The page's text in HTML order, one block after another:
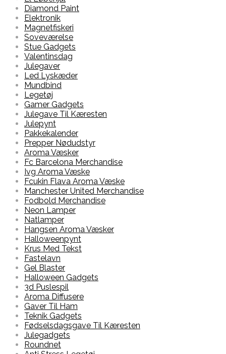
Diamond Paint
Elektronik
Magnetfiskeri
Soveværelse
Stue Gadgets
Valentinsdag
Julegaver
Led Lyskæder
Mundbind
Legetøj
Gamer Gadgets
Julegave Til Kæresten
Julepynt
Pakkekalender
Prepper Nødudstyr
Aroma Væsker
Fc Barcelona Merchandise
Ivg Aroma Væske
Fcukin Flava Aroma Væske
Manchester United Merchandise
Fodbold Merchandise
Neon Lamper
Natlamper
Hangsen Aroma Væsker
Halloweenpynt
Krus Med Tekst
Fastelavn
Gel Blaster
Halloween Gadgets
3d Puslespil
Aroma Diffusere
Gaver Til Ham
Teknik Gadgets
Fødselsdagsgave Til Kæresten
Julegadgets
Roundnet